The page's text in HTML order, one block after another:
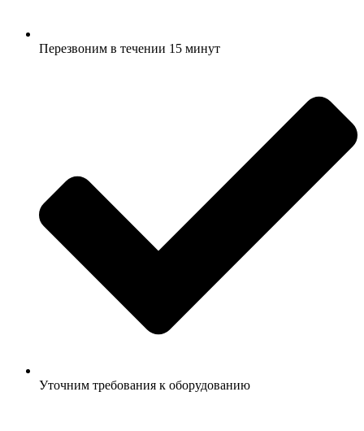
Перезвоним в течении 15 минут
Уточним требования к оборудованию